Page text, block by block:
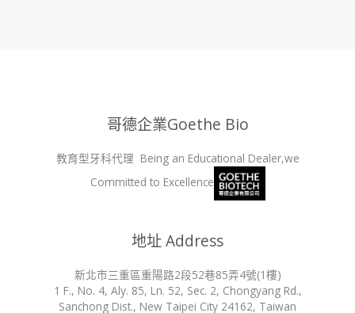
哥德企業Goethe Bio
教育型牙科代理 Being an Educational Dealer,we
Committed to Excellence
地址 Address
新北市三重區重陽路2段52巷85弄4號(1樓)
1 F., No. 4, Aly. 85, Ln. 52, Sec. 2, Chongyang Rd.,
Sanchong Dist., New Taipei City 24162, Taiwan